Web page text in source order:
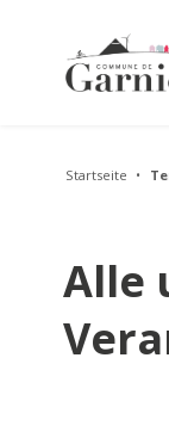
Startseite
Alle